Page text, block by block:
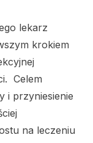
lekarz
krokiem
Celem
i przyniesienie
na leczeniu